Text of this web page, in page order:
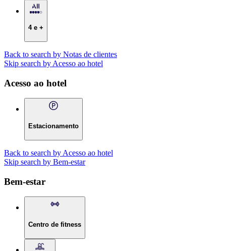
4 e +
Back to search by Notas de clientes
Skip search by Acesso ao hotel
Acesso ao hotel
Estacionamento
Back to search by Acesso ao hotel
Skip search by Bem-estar
Bem-estar
Centro de fitness